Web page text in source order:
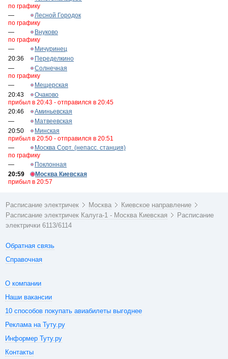
по графику
—
Лесной Городок
по графику
—
Внуково
по графику
—
Мичуринец
20:36
Переделкино
—
Солнечная
по графику
—
Мещерская
20:43
Очаково
прибыл в 20:43 - отправился в 20:45
20:46
Аминьевская
—
Матвеевская
20:50
Минская
прибыл в 20:50 - отправился в 20:51
—
Москва Сорт. (непасс. станция)
по графику
—
Поклонная
20:59
Москва Киевская
прибыл в 20:57
Расписание электричек Москва
Киевское направление
Расписание электричек Калуга-1 - Москва Киевская
Расписание
электрички 6113/6114
Обратная связь
Справочная
О компании
Наши вакансии
10 способов покупать авиабилеты выгоднее
Реклама на Туту.ру
Информер Туту.ру
Контакты